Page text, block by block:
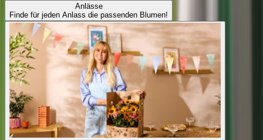
Anlässe
Finde für jeden Anlass die passenden Blumen!